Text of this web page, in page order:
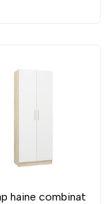
haine combinat